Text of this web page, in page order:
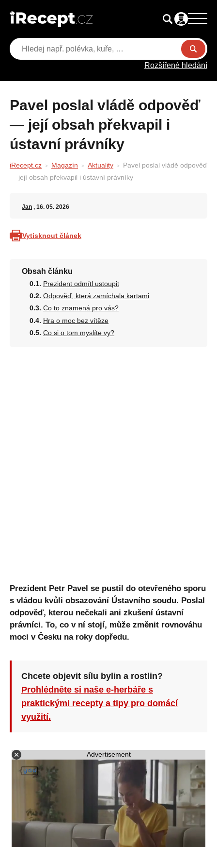
Rozšířené hledání
Pavel poslal vládě odpověď
— její obsah překvapil i
ústavní právníky
iRecept.cz Magazín Aktuality
Pavel poslal vládě odpověď
— její obsah překvapil i ústavní právníky
Jan , 16. 05. 2026
Vytisknout článek
Obsah článku
Prezident odmítl ustoupit
Odpověď, která zamíchala kartami
Co to znamená pro vás?
Hra o moc bez vítěze
Co si o tom myslíte vy?
Prezident Petr Pavel se pustil do otevřeného sporu
s vládou kvůli obsazování Ústavního soudu. Poslal
odpověď, kterou nečekali ani zkušení ústavní
právníci. To, co v ní stojí, může změnit rovnováhu
moci v Česku na roky dopředu.
Chcete objevit sílu bylin a rostlin?
Prohlédněte si naše e-herbáře s
praktickými recepty a tipy pro domácí
využití.
Advertisement